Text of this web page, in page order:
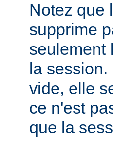
Notez que
supprime
seulement
la
vide, elle
ce n'est
que la